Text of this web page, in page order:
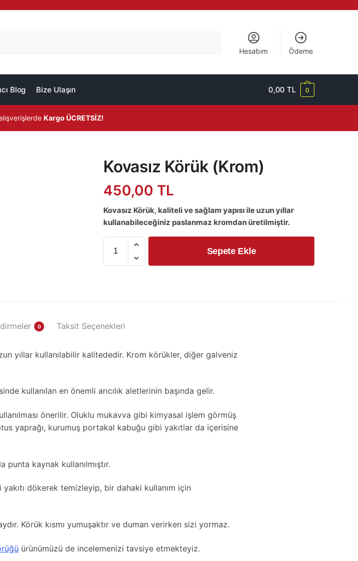
Hesabım
Ödeme
Blog Bize Ulaşın 0,00TL 0
Kargo ÜCRETSİZ!
Kovasız Körük (Krom)
450,00 TL
Kovasız Körük, kaliteli ve sağlam yapısı ile uzun yıllar
kullanabileceğiniz paslanmaz kromdan üretilmiştir.
Körük
(Krom)
Sepete Ekle
0 Taksit Seçenekleri
yıllar kullanılabilir kalitededir. Krom körükler, diğer galveniz
kullanılan en önemli arıcılık aletlerinin başında gelir.
önerilir. Oluklu mukavva gibi kimyasal işlem görmüş
yaprağı, kurumuş portakal kabuğu gibi yakıtlar da içerisine
punta kaynak kullanılmıştır.
dökerek temizleyip, bir dahaki kullanım için
Körük kısmı yumuşaktır ve duman verirken sizi yormaz.
ürünümüzü de incelemenizi tavsiye etmekteyiz.